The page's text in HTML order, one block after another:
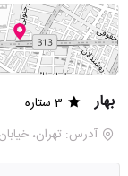
بهار
3 ستاره
آدرس: تهران،